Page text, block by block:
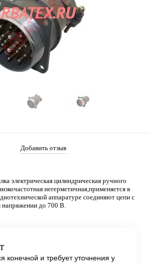
Добавить отзыв
электрическая цилиндрическая ручного
негерметичная,применяется в
аппаратуре соединяют цепи с
до 700 В.
конечной и требует уточнения у